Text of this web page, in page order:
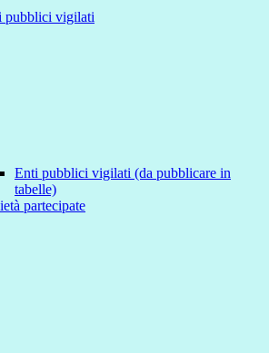
pubblici vigilati
Enti pubblici vigilati (da pubblicare in
tabelle)
partecipate